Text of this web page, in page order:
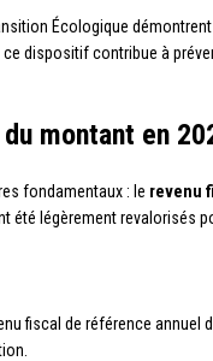
Écologique
dispositif contribue à
montant en
fondamentaux : le revenu
été légèrement revalorisés
fiscal de référence